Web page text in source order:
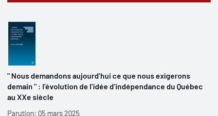
" Nous demandons aujourd’hui ce que nous exigerons
demain " : l’évolution de l’idée d’indépendance du Québec
au XXe siècle
Parution: 05 mars 2025